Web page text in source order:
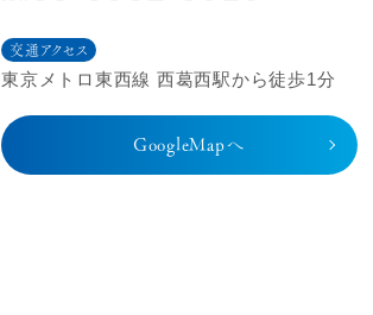
交通アクセス
東京メトロ東⻄線 ⻄葛⻄駅から徒歩1分
GoogleMapへ